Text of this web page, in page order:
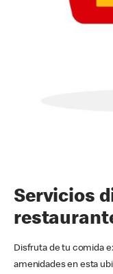
Servicios
Disfruta de tu comida
amenidades en esta